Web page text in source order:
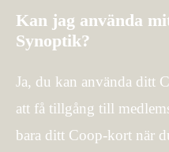
Kan jag använda
Synoptik?
Ja, du kan använda ditt
att få tillgång till
bara ditt Coop-kort när